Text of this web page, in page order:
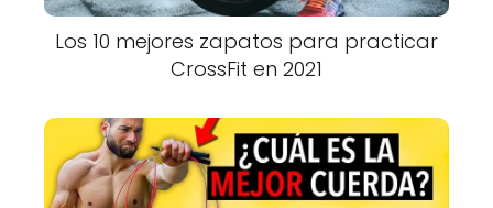
Los 10 mejores zapatos para practicar
CrossFit en 2021